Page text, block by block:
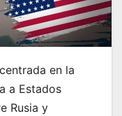
en la
a Estados
Rusia y